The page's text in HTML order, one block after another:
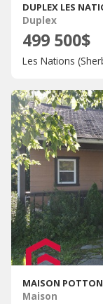
DUPLEX LES
Duplex
499 500$
Les Nations
MAISON POTTON
Maison